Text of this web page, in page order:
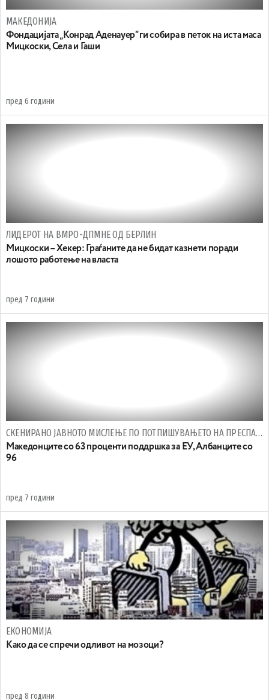
МАКЕДОНИЈА
Фондацијата „Конрад Аденауер“ ги собира в петок на иста маса
Мицкоски, Села и Гаши
пред 6 години
ЛИДЕРОТ НА ВМРО-ДПМНЕ ОД БЕРЛИН
Мицкоски – Хекер: Граѓаните да не бидат казнети поради
лошото работење на власта
пред 7 години
СКЕНИРАНО ЈАВНОТО МИСЛЕЊЕ ПО ПОТПИШУВАЊЕТО НА ПРЕСПАНСКИОТ ДОГОВОР
Македонците со 63 проценти поддршка за ЕУ, Албанците со
96
пред 7 години
ЕКОНОМИЈА
Како да се спречи одливот на мозоци?
пред 8 години